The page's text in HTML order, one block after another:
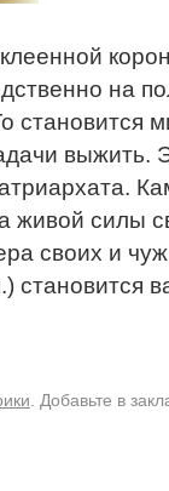
на
становится
выжить.
живой силы
своих и
. Добавьте в